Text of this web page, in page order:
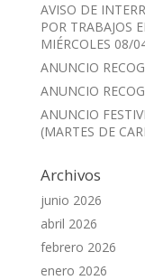
AVISO DE
POR TRABAJOS
MIÉRCOLES 08/
ANUNCIO
ANUNCIO
ANUNCIO
(MARTES DE
Archivos
junio 2026
abril 2026
febrero 2026
enero 2026